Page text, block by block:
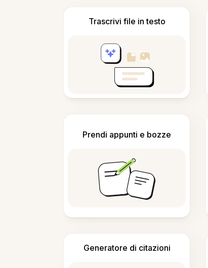
Trascrivi file in testo
Prendi appunti e bozze
Generatore di citazioni